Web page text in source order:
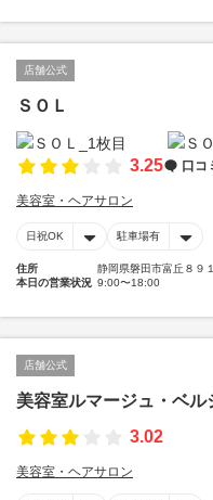
店舗公式
ＳＯＬ
3.25 口コ
美容室・ヘアサロン
日祝OK 駐車場有
住所
静岡県磐田市富丘８９１
本日の営業状況 9:00〜18:00
店舗公式
美容室ルマージュ・ベ
3.02
美容室・ヘアサロン